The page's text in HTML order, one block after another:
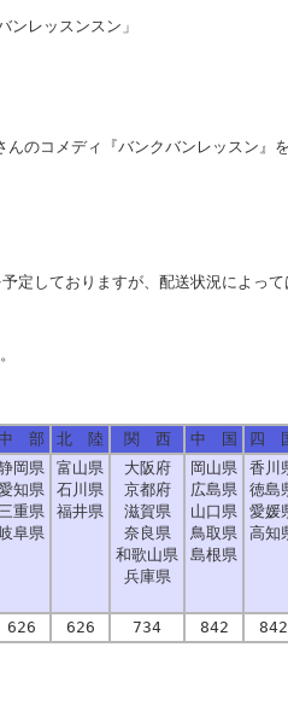
ンレッスンスン」
のコメディ『バンクバンレッスン』
定しておりますが、配送状況によっ
部 北 陸 関 西 中 国 四
岡県
知県
三重県
阜県
富山県
石川県
福井県
大阪府
京都府
滋賀県
奈良県
和歌山県
兵庫県
岡山県
広島県
山口県
鳥取県
島根県
香川
徳島
愛媛
高知
626 626 734 842 842